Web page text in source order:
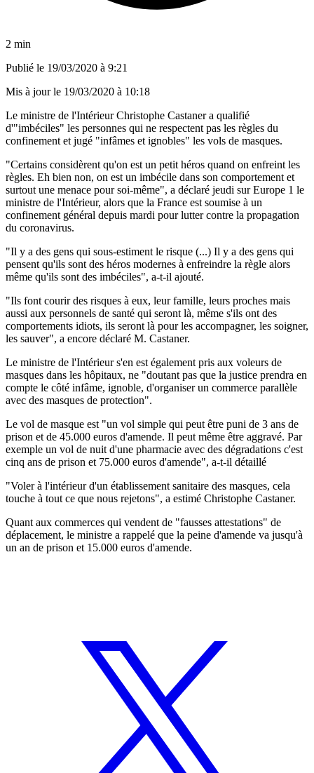
2 min
Publié le 19/03/2020 à 9:21
Mis à jour le 19/03/2020 à 10:18
Le ministre de l'Intérieur Christophe Castaner a qualifié
d'"imbéciles" les personnes qui ne respectent pas les règles du
confinement et jugé "infâmes et ignobles" les vols de masques.
"Certains considèrent qu'on est un petit héros quand on enfreint les
règles. Eh bien non, on est un imbécile dans son comportement et
surtout une menace pour soi-même", a déclaré jeudi sur Europe 1 le
ministre de l'Intérieur, alors que la France est soumise à un
confinement général depuis mardi pour lutter contre la propagation
du coronavirus.
"Il y a des gens qui sous-estiment le risque (...) Il y a des gens qui
pensent qu'ils sont des héros modernes à enfreindre la règle alors
même qu'ils sont des imbéciles", a-t-il ajouté.
"Ils font courir des risques à eux, leur famille, leurs proches mais
aussi aux personnels de santé qui seront là, même s'ils ont des
comportements idiots, ils seront là pour les accompagner, les soigner,
les sauver", a encore déclaré M. Castaner.
Le ministre de l'Intérieur s'en est également pris aux voleurs de
masques dans les hôpitaux, ne "doutant pas que la justice prendra en
compte le côté infâme, ignoble, d'organiser un commerce parallèle
avec des masques de protection".
Le vol de masque est "un vol simple qui peut être puni de 3 ans de
prison et de 45.000 euros d'amende. Il peut même être aggravé. Par
exemple un vol de nuit d'une pharmacie avec des dégradations c'est
cinq ans de prison et 75.000 euros d'amende", a-t-il détaillé
"Voler à l'intérieur d'un établissement sanitaire des masques, cela
touche à tout ce que nous rejetons", a estimé Christophe Castaner.
Quant aux commerces qui vendent de "fausses attestations" de
déplacement, le ministre a rappelé que la peine d'amende va jusqu'à
un an de prison et 15.000 euros d'amende.